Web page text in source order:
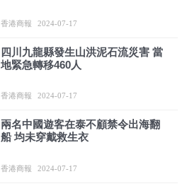
香港商報 2024-07-17
四川九龍縣發生山洪泥石流災害 當
地緊急轉移460人
香港商報 2024-07-17
兩名中國遊客在泰不顧禁令出海翻
船 均未穿戴救生衣
香港商報 2024-07-17